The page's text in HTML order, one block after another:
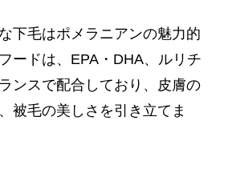
下毛はポメラニアンの魅力的
ードは、EPA・DHA、ルリチ
ンスで配合しており、皮膚の
被毛の美しさを引き立てま